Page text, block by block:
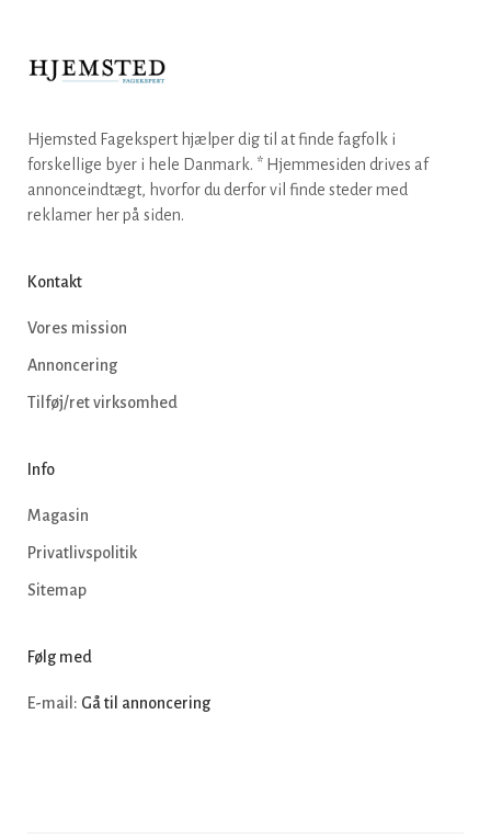
Hjemsted Fagekspert hjælper dig til at finde fagfolk i
forskellige byer i hele Danmark. * Hjemmesiden drives af
annonceindtægt, hvorfor du derfor vil finde steder med
reklamer her på siden.
Kontakt
Vores mission
Annoncering
Tilføj/ret virksomhed
Info
Magasin
Privatlivspolitik
Sitemap
Følg med
E-mail: Gå til annoncering